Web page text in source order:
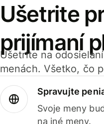
Ušetrite
prijímaní
Ušetrite na
menách. Všetko, čo
Spravujte
Svoje meny
na iné meny.